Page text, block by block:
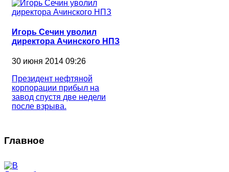
Игорь Сечин уволил
директора Ачинского НПЗ
30 июня 2014 09:26
Президент нефтяной
корпорации прибыл на
завод спустя две недели
после взрыва.
Главное